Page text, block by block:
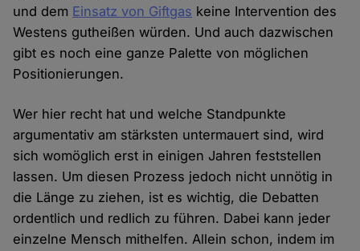
und dem Einsatz von Giftgas keine Intervention des
Westens gutheißen würden. Und auch dazwischen
gibt es noch eine ganze Palette von möglichen
Positionierungen.
Wer hier recht hat und welche Standpunkte
argumentativ am stärksten untermauert sind, wird
sich womöglich erst in einigen Jahren feststellen
lassen. Um diesen Prozess jedoch nicht unnötig in
die Länge zu ziehen, ist es wichtig, die Debatten
ordentlich und redlich zu führen. Dabei kann jeder
einzelne Mensch mithelfen. Allein schon, indem im